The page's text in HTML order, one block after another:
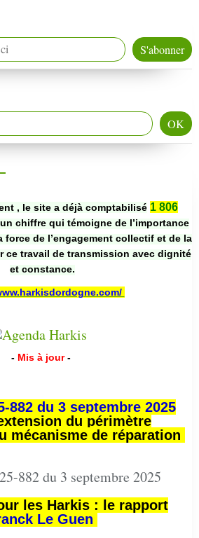
, le site a déjà comptabilisé 1 806
un chiffre qui témoigne de l’importance
force de l’engagement collectif et de la
ce travail de transmission avec dignité
et constance.
- Mis à jour -
882 du 3 septembre 2025
du périmètre
mécanisme de réparation
882 du 3 septembre 2025
les Harkis : le rapport
Le Guen